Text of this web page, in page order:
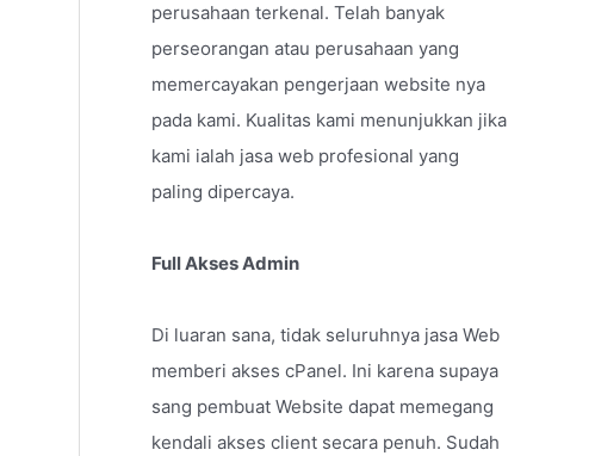
perusahaan terkenal. Telah banyak
perseorangan atau perusahaan yang
memercayakan pengerjaan website nya
pada kami. Kualitas kami menunjukkan jika
kami ialah jasa web profesional yang
paling dipercaya.
Full Akses Admin
Di luaran sana, tidak seluruhnya jasa Web
memberi akses cPanel. Ini karena supaya
sang pembuat Website dapat memegang
kendali akses client secara penuh. Sudah